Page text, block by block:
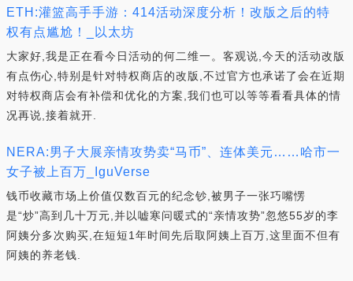
ETH:灌篮高手手游：414活动深度分析！改版之后的特
权有点尴尬！_以太坊
大家好,我是正在看今日活动的何二维一。客观说,今天的活动改版
有点伤心,特别是针对特权商店的改版,不过官方也承诺了会在近期
对特权商店会有补偿和优化的方案,我们也可以等等看看具体的情
况再说,接着就开.
NERA:男子大展亲情攻势卖“马币”、连体美元……哈市一
女子被上百万_IguVerse
钱币收藏市场上价值仅数百元的纪念钞,被男子一张巧嘴愣
是“炒”高到几十万元,并以嘘寒问暖式的“亲情攻势”忽悠55岁的李
阿姨分多次购买,在短短1年时间先后取阿姨上百万,这里面不但有
阿姨的养老钱.